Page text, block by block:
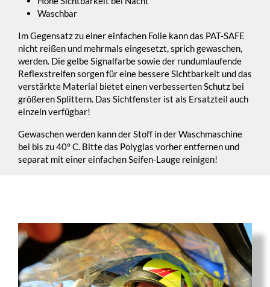
Waschbar
Im Gegensatz zu einer einfachen Folie kann das PAT-SAFE
nicht reißen und mehrmals eingesetzt, sprich gewaschen,
werden. Die gelbe Signalfarbe sowie der rundumlaufende
Reflexstreifen sorgen für eine bessere Sichtbarkeit und das
verstärkte Material bietet einen verbesserten Schutz bei
größeren Splittern. Das Sichtfenster ist als Ersatzteil auch
einzeln verfügbar!
Gewaschen werden kann der Stoff in der Waschmaschine
bei bis zu 40° C. Bitte das Polyglas vorher entfernen und
separat mit einer einfachen Seifen-Lauge reinigen!